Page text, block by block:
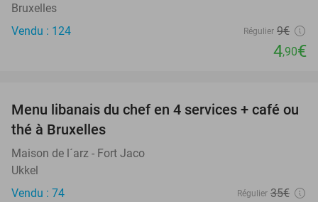
Bruxelles
Vendu : 124
Régulier 9€
4,90€
32%
Menu libanais du chef en 4 services + café ou
thé à Bruxelles
Maison de l´arz - Fort Jaco
Ukkel
Vendu : 74
Régulier 35€